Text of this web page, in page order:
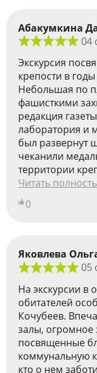
Абакумкина
04
Экскурсия
крепости в
Небольшая по
фашисткими
редакция
лаборатория и
был развернут
чеканили
территории
Читать
0
Яковлева
05
На экскурсии в
обитателей
Кочубеев.
залы, огромное
посвященные
коммунальную
кто о нем